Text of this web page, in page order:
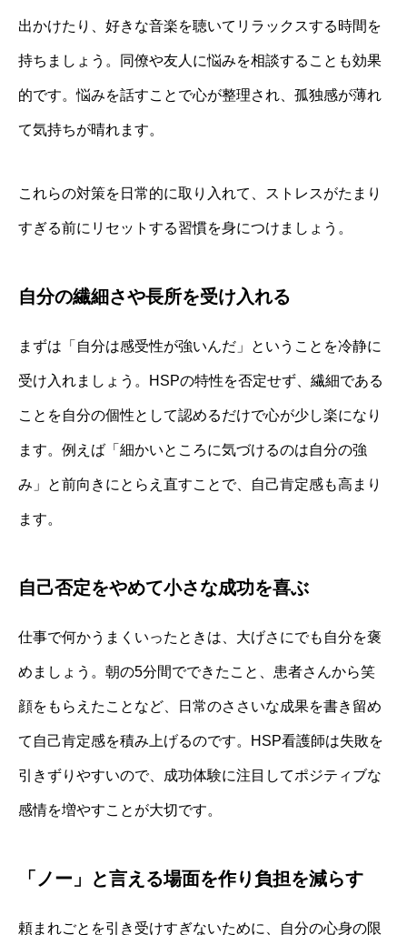
出かけたり、好きな音楽を聴いてリラックスする時間を
持ちましょう。同僚や友人に悩みを相談することも効果
的です。悩みを話すことで心が整理され、孤独感が薄れ
て気持ちが晴れます。
これらの対策を日常的に取り入れて、ストレスがたまり
すぎる前にリセットする習慣を身につけましょう。
自分の繊細さや長所を受け入れる
まずは「自分は感受性が強いんだ」ということを冷静に
受け入れましょう。HSPの特性を否定せず、繊細である
ことを自分の個性として認めるだけで心が少し楽になり
ます。例えば「細かいところに気づけるのは自分の強
み」と前向きにとらえ直すことで、自己肯定感も高まり
ます。
自己否定をやめて小さな成功を喜ぶ
仕事で何かうまくいったときは、大げさにでも自分を褒
めましょう。朝の5分間でできたこと、患者さんから笑
顔をもらえたことなど、日常のささいな成果を書き留め
て自己肯定感を積み上げるのです。HSP看護師は失敗を
引きずりやすいので、成功体験に注目してポジティブな
感情を増やすことが大切です。
「ノー」と言える場面を作り負担を減らす
頼まれごとを引き受けすぎないために、自分の心身の限